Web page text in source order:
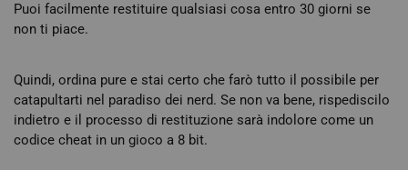
Puoi facilmente restituire qualsiasi cosa entro 30 giorni se
non ti piace.
Quindi, ordina pure e stai certo che farò tutto il possibile per
catapultarti nel paradiso dei nerd. Se non va bene, rispediscilo
indietro e il processo di restituzione sarà indolore come un
codice cheat in un gioco a 8 bit.